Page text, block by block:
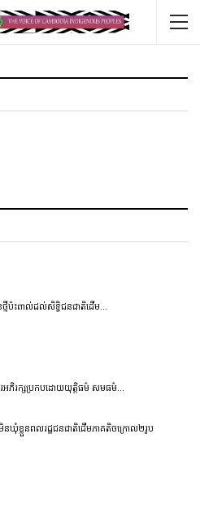
ថ្មី​ប៉ះពាល់​ដល់​សិទ្ធិ​ជនជាតិ​ដើម…
រអភិរក្សប្រកប​ដោយ​​យុត្តិធម៌ សមធម៌…
នឃុំខ្លួនពលរដ្ឋជនជាតិដើមភាគតិចក្រោល២រូប